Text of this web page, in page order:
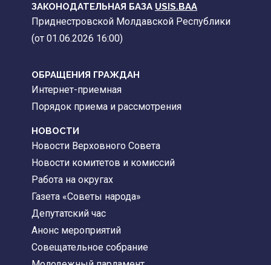
ЗАКОНОДАТЕЛЬНАЯ БАЗА USIS.BAA
Приднестровской Молдавской Республики
(от 01.06.2026 16:00)
ОБРАЩЕНИЯ ГРАЖДАН
Интернет-приемная
Порядок приема и рассмотрения
НОВОСТИ
Новости Верховного Совета
Новости комитетов и комиссий
Работа на округах
Газета «Советы народа»
Депутатский час
Анонс мероприятий
Совещательное собрание